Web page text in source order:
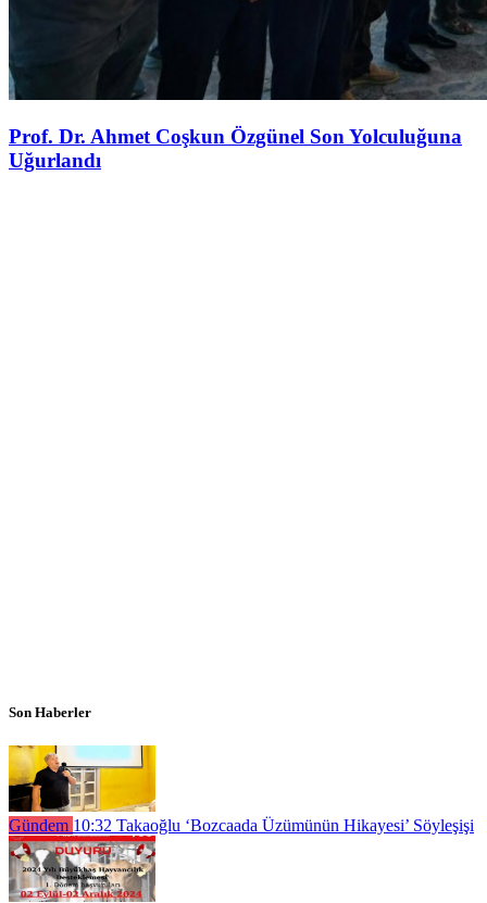
Prof. Dr. Ahmet Coşkun Özgünel Son Yolculuğuna
Uğurlandı
Son Haberler
Gündem 10:32 Takaoğlu ‘Bozcaada Üzümünün Hikayesi’ Söyleşişi